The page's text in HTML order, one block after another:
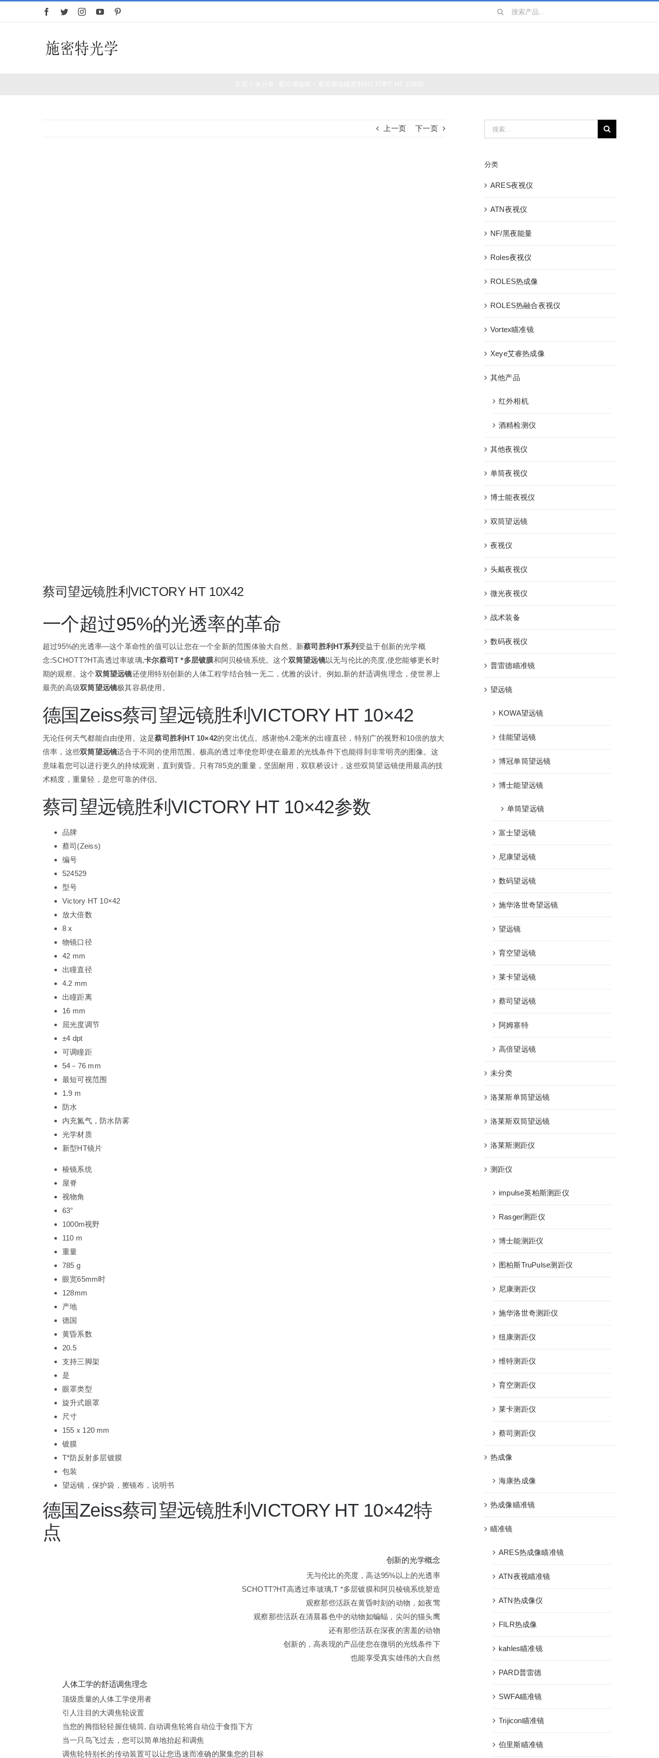
上一页 下一页
蔡司望远镜胜利VICTORY HT 10X42
一个超过95%的光透率的革命
超过95%的光透率—这个革命性的值可以让您在一个全新的范围体验大自然。新蔡司胜利HT系列 受益于创新的光学概
念:SCHOTT?HT高透过率玻璃,卡尔蔡司T *多层镀膜和阿贝棱镜系统。这个双筒望远镜以无与伦比的亮度,使您能够更长时
期的观察。这个双筒望远镜还使用特别创新的人体工程学结合独一无二，优雅的设计。例如,新的舒适调焦理念，使世界上
最亮的高级双筒望远镜极其容易使用。
德国Zeiss蔡司望远镜胜利VICTORY HT 10×42
无论任何天气都能自由使用。这是蔡司胜利HT 10×42的突出优点。感谢他4.2毫米的出瞳直径，特别广的视野和10倍的放大
倍率，这些双筒望远镜适合于不同的使用范围。极高的透过率使您即使在最差的光线条件下也能得到非常明亮的图像。这
意味着您可以进行更久的持续观测，直到黄昏。只有785克的重量，坚固耐用，双联桥设计，这些双筒望远镜使用最高的技
术精度，重量轻，是您可靠的伴侣。
蔡司望远镜胜利VICTORY HT 10×42参数
品牌
蔡司(Zeiss)
编号
524529
型号
Victory HT 10×42
放大倍数
8 x
物镜口径
42 mm
出瞳直径
4.2 mm
出瞳距离
16 mm
屈光度调节
±4 dpt
可调瞳距
54－76 mm
最短可视范围
1.9 m
防水
内充氮气，防水防雾
光学材质
新型HT镜片
棱镜系统
屋脊
视物角
63°
1000m视野
110 m
重量
785 g
眼宽65mm时
128mm
产地
德国
黄昏系数
20.5
支持三脚架
是
眼罩类型
旋升式眼罩
尺寸
155 x 120 mm
镀膜
T*防反射多层镀膜
包装
望远镜，保护袋，擦镜布，说明书
德国Zeiss蔡司望远镜胜利VICTORY HT 10×42特
点
创新的光学概念
无与伦比的亮度，高达95%以上的光透率
SCHOTT?HT高透过率玻璃,T *多层镀膜和阿贝棱镜系统塑造
观察那些活跃在黄昏时刻的动物，如夜莺
观察那些活跃在清晨暮色中的动物如蝙蝠，尖叫的猫头鹰
还有那些活跃在深夜的害羞的动物
创新的，高表现的产品使您在微弱的光线条件下
也能享受真实雄伟的大自然
人体工学的舒适调焦理念
顶级质量的人体工学使用者
引人注目的大调焦轮设置
当您的拇指轻轻握住镜筒, 自动调焦轮将自动位于食指下方
当一只鸟飞过去，您可以简单地抬起和调焦
调焦轮特别长的传动装置可以让您迅速而准确的聚集您的目标
索：
分类
ARES夜视仪
ATN夜视仪
NF/黑夜能量
Roles夜视仪
ROLES热成像
ROLES热融合夜视仪
Vortex瞄准镜
Xeye艾睿热成像
其他产品
红外相机
酒精检测仪
其他夜视仪
单筒夜视仪
博士能夜视仪
双筒望远镜
夜视仪
头戴夜视仪
微光夜视仪
战术装备
数码夜视仪
普雷德瞄准镜
望远镜
KOWA望远镜
佳能望远镜
博冠单筒望远镜
博士能望远镜
单筒望远镜
富士望远镜
尼康望远镜
数码望远镜
施华洛世奇望远镜
望远镜
育空望远镜
莱卡望远镜
蔡司望远镜
阿姆塞特
高倍望远镜
未分类
洛莱斯单筒望远镜
洛莱斯双筒望远镜
洛莱斯测距仪
测距仪
impulse英柏斯测距仪
Rasger测距仪
博士能测距仪
图柏斯TruPulse测距仪
尼康测距仪
施华洛世奇测距仪
纽康测距仪
维特测距仪
育空测距仪
莱卡测距仪
蔡司测距仪
热成像
海康热成像
热成像瞄准镜
瞄准镜
ARES热成像瞄准镜
ATN夜视瞄准镜
ATN热成像仪
FILR热成像
kahles瞄准镜
PARD普雷德
SWFA瞄准镜
Trijicon瞄准镜
伯里斯瞄准镜